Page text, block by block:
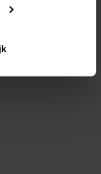
instellen welke